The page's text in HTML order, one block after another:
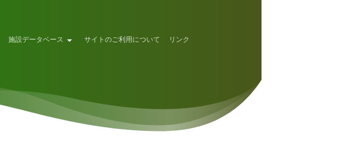
施設データベース サイトのご利用について リンク